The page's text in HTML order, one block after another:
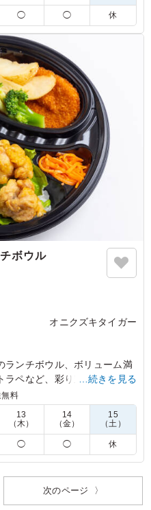
に生姜の香りと甘辛いタレ
が抜群でした。濃すぎない
バランスも良いため、最後
るお弁当です。
ジオ撮影
◯ ◯ 休
ボウル
オニクズキタイガー
ランチボウル、ボリューム満
ラペなど、彩り豊かなサイド
ント時のお食事に最適で、
りません。
ーシーで、スパイシーなカ
で美味しくいただけまし
…続きを見る
無料
13
（木）
14
（金）
15
（土）
◯ ◯ 休
次のページ 〉